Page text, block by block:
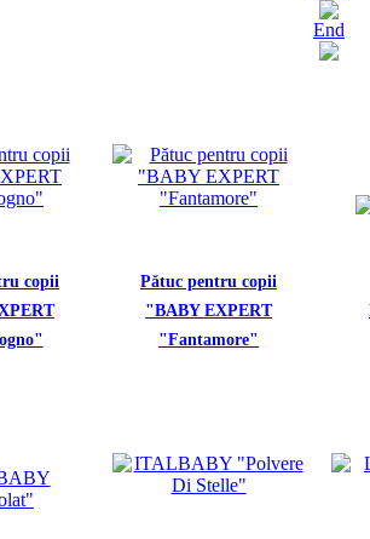
End
copii
Pătuc pentru copii
"BABY EXPERT
"Fantamore"